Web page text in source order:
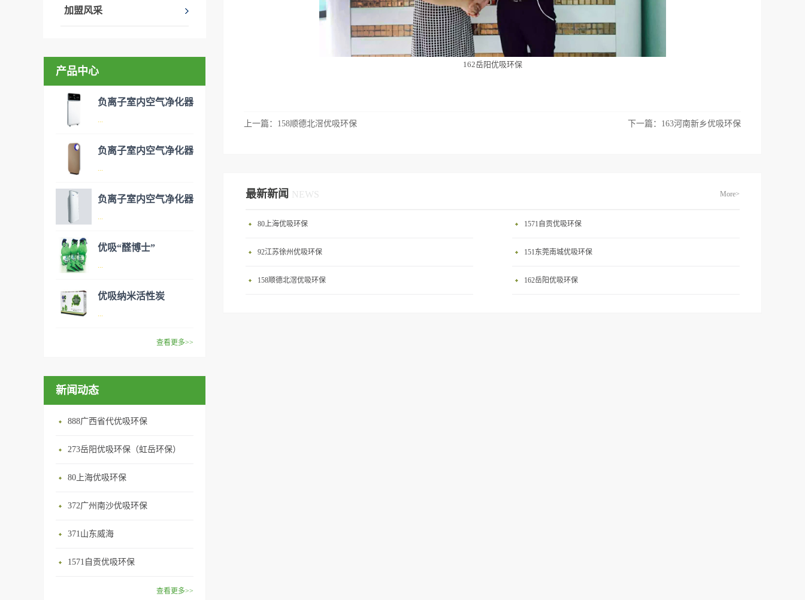
加盟风采
产品中心
负离子室内空气净化器
...
般包括PM2.5、粉尘、花粉、
高空气清洁度的效果。主要功
能：除甲醛/除异味/杀菌应用
所、使用方法：见产品说明手
册
负离子室内空气净化器
...
般包括PM2.5、粉尘、花粉、
高空气清洁度的效果。主要功
能：除甲醛/除异味/杀菌应用
所、使用方法：见产品说明手
负离子室内空气净化器
...
般包括PM2.5、粉尘、花粉、
效去除挥发性有机物，有效提
所、使用方法：见产品说明手
优吸“醛博士”
...
在甲醛领域是非常专业的一位
以辅助净化空气，醛博士一肚
用。放在车里不仅能装饰更能
味，“醛博士”昭示着优吸在除
性。有博士的团队，才能更好
我们的“醛博士”就担此重任。
围：室内、车内等使用方法：
产
优吸纳米活性炭
...
无定形碳，也有排列规整的晶
体碳。优吸活性炭具有较强的
吸附性，广泛应用于生产、生
用范围：汽车、冰箱、食品
见产品说明手册产品类型：国
查看更多>>
新闻动态
888广西省代优吸环保
273岳阳优吸环保（虹岳环保）
80上海优吸环保
372广州南沙优吸环保
371山东威海
1571自贡优吸环保
查看更多>>
162岳阳优吸环保
上一篇： 158顺德北滘优吸环保 下一篇： 163河南新乡优吸环保
最新新闻 NEWS More>
80上海优吸环保 1571自贡优吸环保
92江苏徐州优吸环保 151东莞南城优吸环保
158顺德北滘优吸环保 162岳阳优吸环保